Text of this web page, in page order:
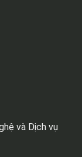
và Dịch vụ